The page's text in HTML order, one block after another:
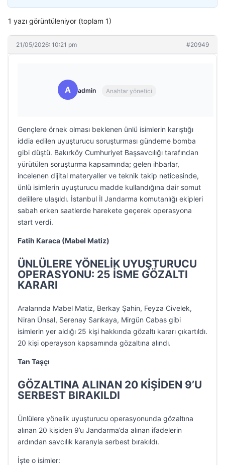
1 yazı görüntüleniyor (toplam 1)
21/05/2026: 10:21 pm #20949
A admin Anahtar yönetici
Gençlere örnek olması beklenen ünlü isimlerin karıştığı
iddia edilen uyuşturucu soruşturması gündeme bomba
gibi düştü. Bakırköy Cumhuriyet Başsavcılığı tarafından
yürütülen soruşturma kapsamında; gelen ihbarlar,
incelenen dijital materyaller ve teknik takip neticesinde,
ünlü isimlerin uyuşturucu madde kullandığına dair somut
delillere ulaşıldı. İstanbul İl Jandarma komutanlığı ekipleri
sabah erken saatlerde harekete geçerek operasyona
start verdi.
Fatih Karaca (Mabel Matiz)
ÜNLÜLERE YÖNELİK UYUŞTURUCU
OPERASYONU: 25 İSME GÖZALTI
KARARI
Aralarında Mabel Matiz, Berkay Şahin, Feyza Civelek,
Niran Ünsal, Serenay Sarıkaya, Mirgün Cabas gibi
isimlerin yer aldığı 25 kişi hakkında gözaltı kararı çıkartıldı.
20 kişi operayson kapsamında gözaltına alındı.
Tan Taşçı
GÖZALTINA ALINAN 20 KİŞİDEN 9’U
SERBEST BIRAKILDI
Ünlülere yönelik uyuşturucu operasyonunda gözaltına
alınan 20 kişiden 9’u Jandarma’da alınan ifadelerin
ardından savcılık kararıyla serbest bırakıldı.
İşte o isimler: